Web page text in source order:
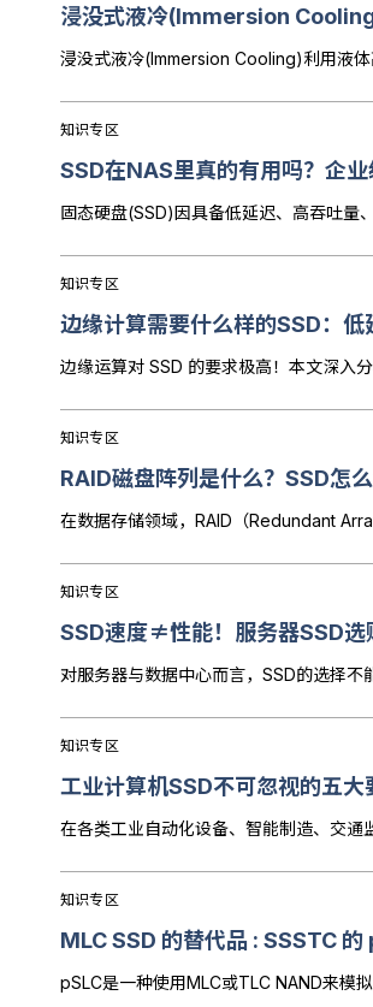
浸没式液冷(Immersion
知识专区
SSD在NAS里真的有用吗？企
知识专区
边缘计算需要什么样的SSD：
知识专区
RAID磁盘阵列是什么？SSD怎么
知识专区
SSD速度≠性能！服务器SSD选
知识专区
工业计算机SSD不可忽视的五大
知识专区
MLC SSD 的替代品 : SSSTC 的
pSLC是一种使用MLC或TLC NAND来模